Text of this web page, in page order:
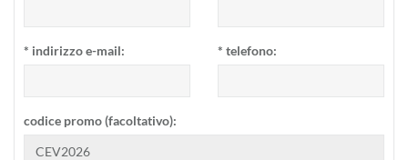
* indirizzo e-mail: * telefono:
codice promo (facoltativo):